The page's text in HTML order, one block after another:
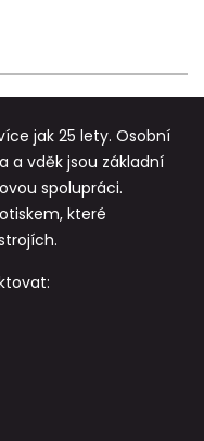
jak 25 lety. Osobní
a vděk jsou základní
spolupráci.
které